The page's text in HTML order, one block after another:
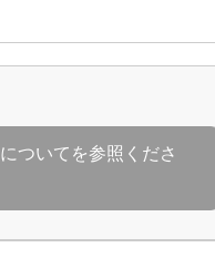
についてを参照くださ